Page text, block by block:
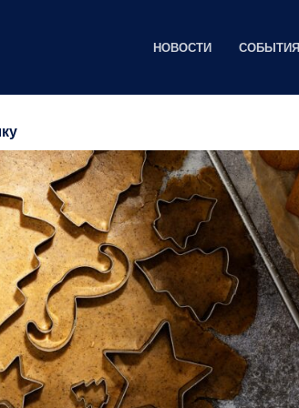
НОВОСТИ СОБЫТИЯ